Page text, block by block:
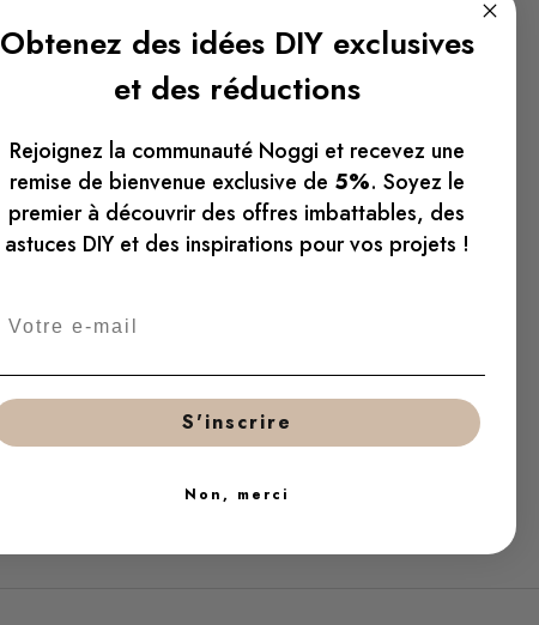
Obtenez des idées DIY exclusives
et des réductions
Rejoignez la communauté Noggi et recevez une
remise de bienvenue exclusive de 5%. Soyez le
premier à découvrir des offres imbattables, des
astuces DIY et des inspirations pour vos projets !
S'inscrire
Non, merci